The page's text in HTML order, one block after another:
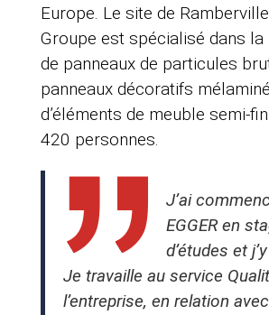
Europe. Le site de
Groupe est spécialisé dans
de panneaux de particules
panneaux décoratifs
d’éléments de meuble semi-
420 personnes.
J’ai
EGGER en
d’études et
Je travaille au service
l’entreprise, en relation